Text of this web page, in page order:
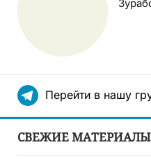
Перейти в нашу
СВЕЖИЕ